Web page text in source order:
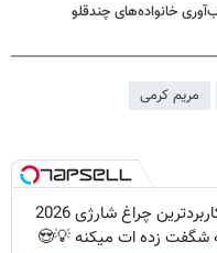
خانواده‌های چندقلو
مریم کرمی
پرکاربردترین چراغ شارژی 2026
شگفت زده ات میکنه 💡😍